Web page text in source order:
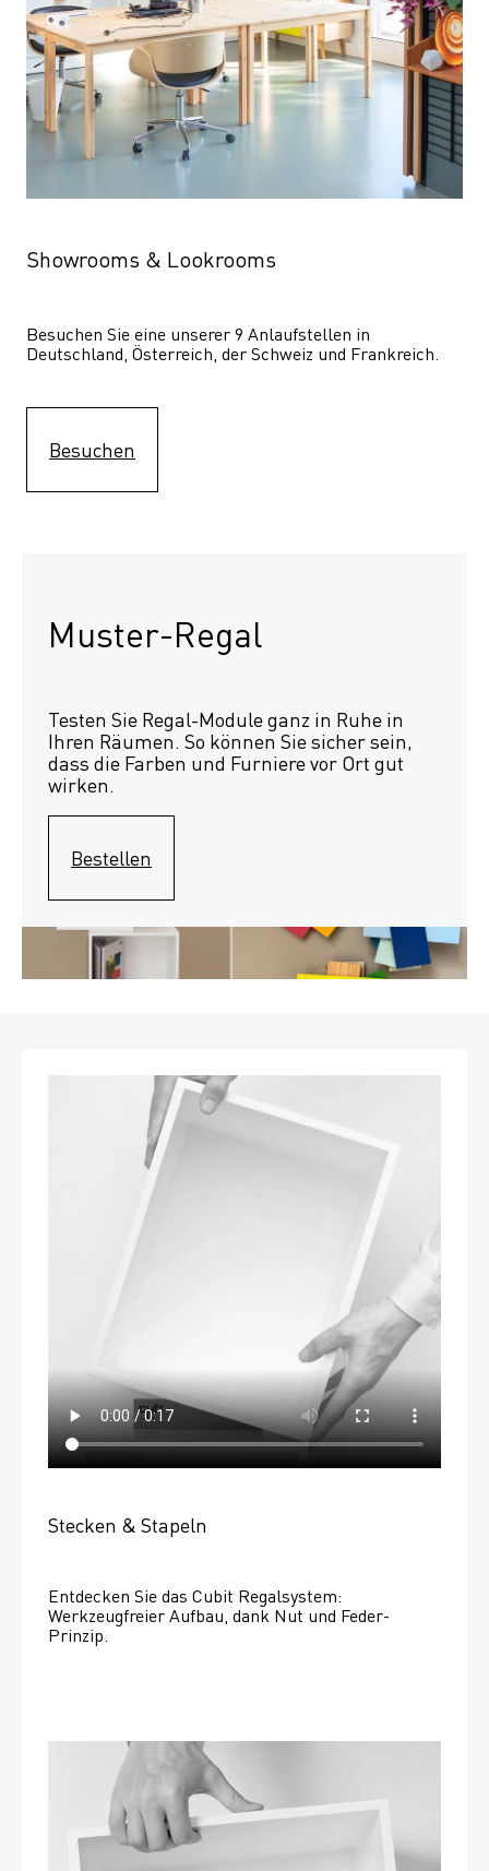
Showrooms & Lookrooms
Besuchen Sie eine unserer 9 Anlaufstellen in
Deutschland, Österreich, der Schweiz und Frankreich.
Besuchen
Muster-Regal
Testen Sie Regal-Module ganz in Ruhe in
Ihren Räumen. So können Sie sicher sein,
dass die Farben und Furniere vor Ort gut
wirken.
Bestellen
Stecken & Stapeln
Entdecken Sie das Cubit Regalsystem:
Werkzeugfreier Aufbau, dank Nut und Feder-
Prinzip.